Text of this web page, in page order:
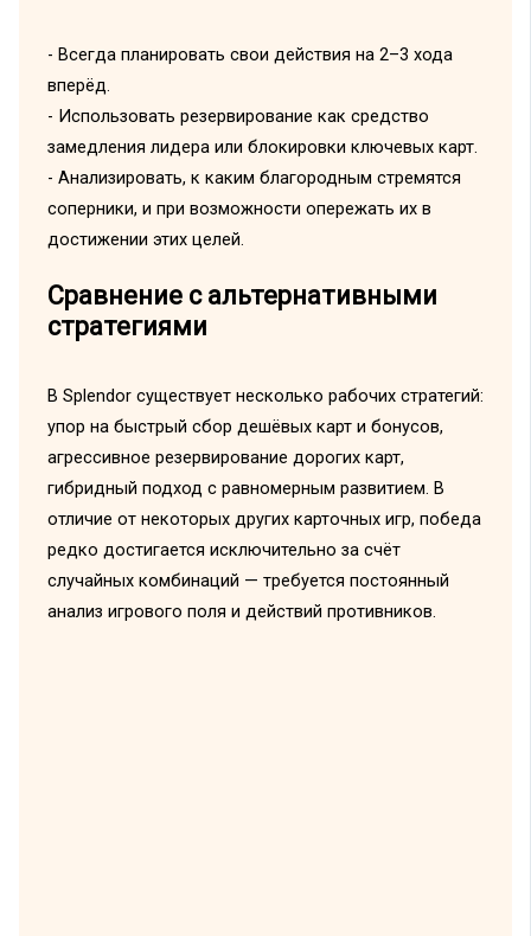
- Всегда планировать свои действия на 2–3 хода
вперёд.
- Использовать резервирование как средство
замедления лидера или блокировки ключевых карт.
- Анализировать, к каким благородным стремятся
соперники, и при возможности опережать их в
достижении этих целей.
Сравнение с альтернативными
стратегиями
В Splendor существует несколько рабочих стратегий:
упор на быстрый сбор дешёвых карт и бонусов,
агрессивное резервирование дорогих карт,
гибридный подход с равномерным развитием. В
отличие от некоторых других карточных игр, победа
редко достигается исключительно за счёт
случайных комбинаций — требуется постоянный
анализ игрового поля и действий противников.